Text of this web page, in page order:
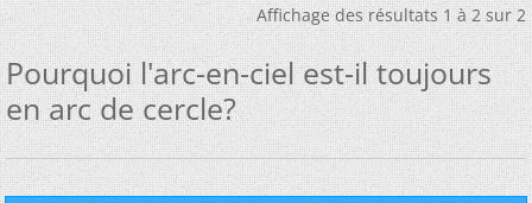
Affichage des résultats 1 à 2 sur 2
Pourquoi l'arc-en-ciel est-il toujours
en arc de cercle?